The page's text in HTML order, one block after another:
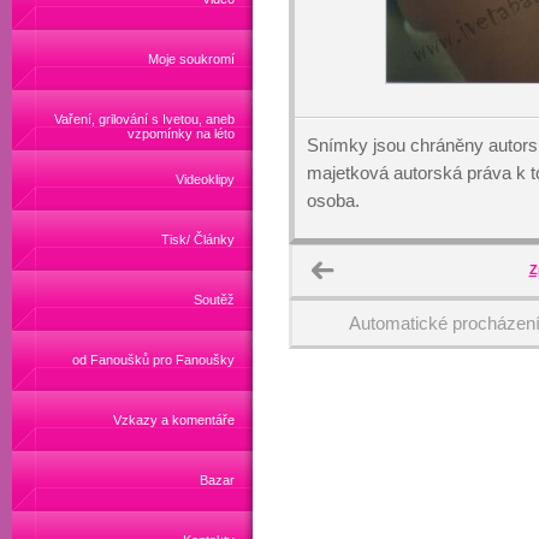
Moje soukromí
Vaření, grilování s Ivetou, aneb
vzpomínky na léto
Videoklipy
Tisk/ Články
Soutěž
od Fanoušků pro Fanoušky
Vzkazy a komentáře
Bazar
Snímky jsou chráněny
majetková autorská práva k
osoba.
Automatické